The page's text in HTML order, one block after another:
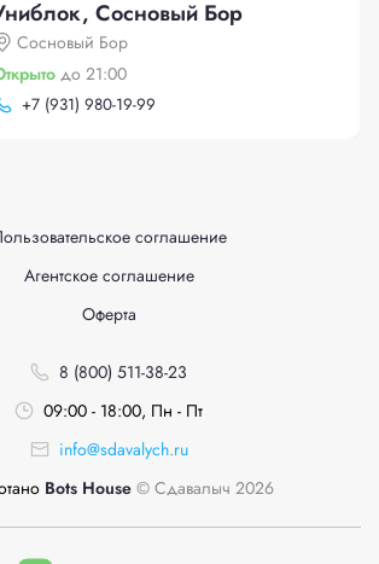
Сосновый Бор
Сосновый Бор
до 21:00
+7 (931) 980-19-99
соглашение
Агентское соглашение
Оферта
8 (800) 511-38-23
09:00 - 18:00, Пн - Пт
info@sdavalych.ru
Bots House © Сдавалыч 2026